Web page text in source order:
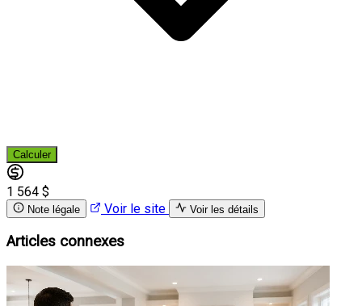
Calculer
1 564 $
Note légale Voir le site Voir les détails
Articles connexes